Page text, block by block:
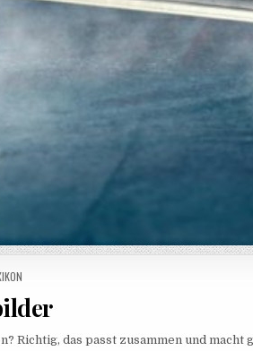
Richtig, das passt zusammen und macht